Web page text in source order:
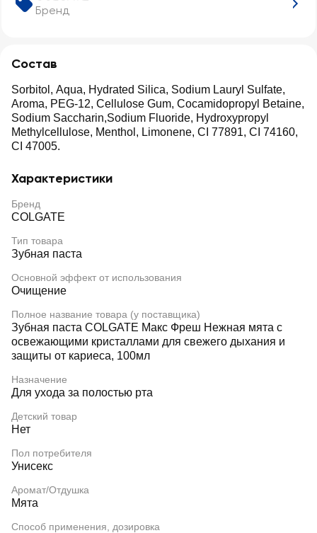
Бренд
Состав
Sorbitol, Aqua, Hydrated Silica, Sodium Lauryl Sulfate,
Aroma, PEG-12, Cellulose Gum, Cocamidopropyl Betaine,
Sodium Saccharin,Sodium Fluoride, Hydroxypropyl
Methylcellulose, Menthol, Limonene, CI 77891, CI 74160,
CI 47005.
Характеристики
Бренд
COLGATE
Тип товара
Зубная паста
Основной эффект от использования
Очищение
Полное название товара (у поставщика)
Зубная паста COLGATE Макс Фреш Нежная мята с
освежающими кристаллами для свежего дыхания и
защиты от кариеса, 100мл
Назначение
Для ухода за полостью рта
Детский товар
Нет
Пол потребителя
Унисекс
Аромат/Отдушка
Мята
Способ применения, дозировка